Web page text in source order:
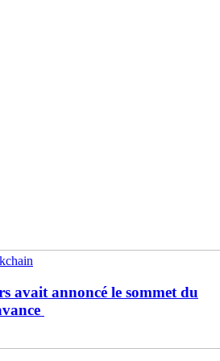
avait annoncé le sommet du